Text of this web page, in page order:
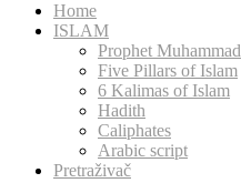
Home
ISLAM
Prophet Muhammad
Five Pillars of Islam
6 Kalimas of Islam
Hadith
Caliphates
Arabic script
Pretraživač